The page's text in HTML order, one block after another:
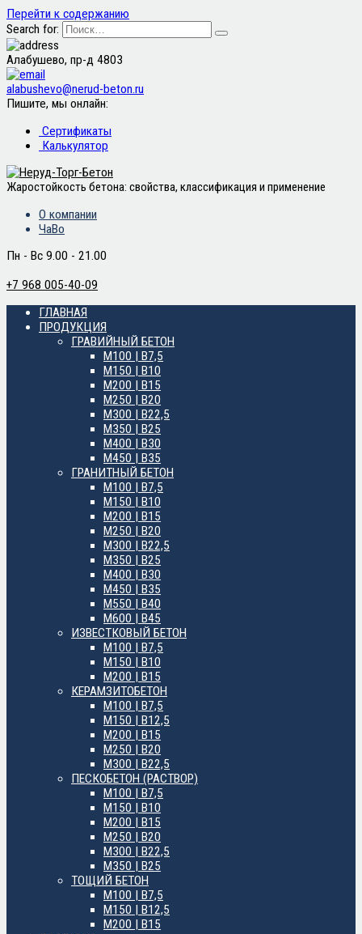
Перейти к содержанию
Search for:
Алабушево, пр-д 4803
alabushevo@nerud-beton.ru
Пишите, мы онлайн:
Сертификаты
Калькулятор
Жаростойкость бетона: свойства, классификация и применение
О компании
ЧаВо
Пн - Вс 9.00 - 21.00
+7 968 005-40-09
ГЛАВНАЯ
ПРОДУКЦИЯ
ГРАВИЙНЫЙ БЕТОН
М100 | B7,5
М150 | B10
М200 | B15
М250 | B20
М300 | B22,5
М350 | B25
М400 | B30
М450 | B35
ГРАНИТНЫЙ БЕТОН
М100 | B7,5
М150 | B10
М200 | B15
М250 | B20
М300 | B22,5
М350 | B25
М400 | B30
М450 | B35
М550 | B40
М600 | B45
ИЗВЕСТКОВЫЙ БЕТОН
М100 | B7,5
М150 | B10
М200 | B15
КЕРАМЗИТОБЕТОН
М100 | B7,5
М150 | B12,5
М200 | B15
М250 | B20
М300 | B22,5
ПЕСКОБЕТОН (РАСТВОР)
М100 | B7,5
М150 | B10
М200 | B15
М250 | B20
М300 | B22,5
М350 | B25
ТОЩИЙ БЕТОН
М100 | B7,5
М150 | B12,5
М200 | B15